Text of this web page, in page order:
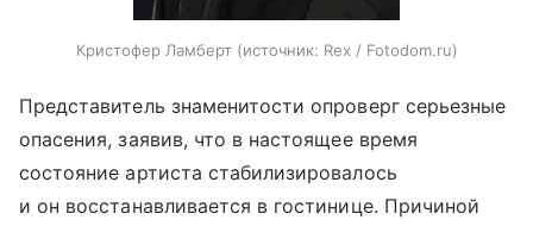
Кристофер Ламберт источник: Rex / Fotodom.ru
Представитель знаменитости опроверг серьезные
опасения, заявив, что в настоящее время
состояние артиста стабилизировалось
и он восстанавливается в гостинице. Причиной